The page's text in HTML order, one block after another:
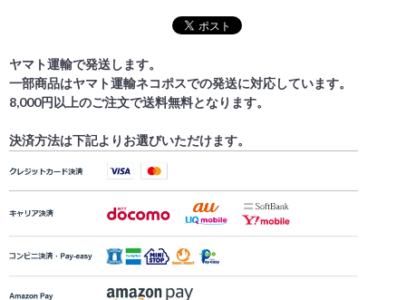
ヤマト運輸で発送します。
一部商品はヤマト運輸ネコポスでの発送に対応しています。
8,000円以上のご注文で送料無料となります。
決済方法は下記よりお選びいただけます。